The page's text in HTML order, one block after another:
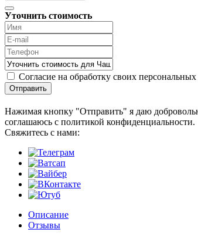
Уточнить стоимость
Согласие на обработку своих
Отправить
Нажимая кнопку "Отправить" я даю
соглашаюсь с политикой конфиденциальности.
Cвяжитесь с нами:
Описание
Отзывы